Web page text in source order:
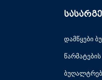
დამწყები